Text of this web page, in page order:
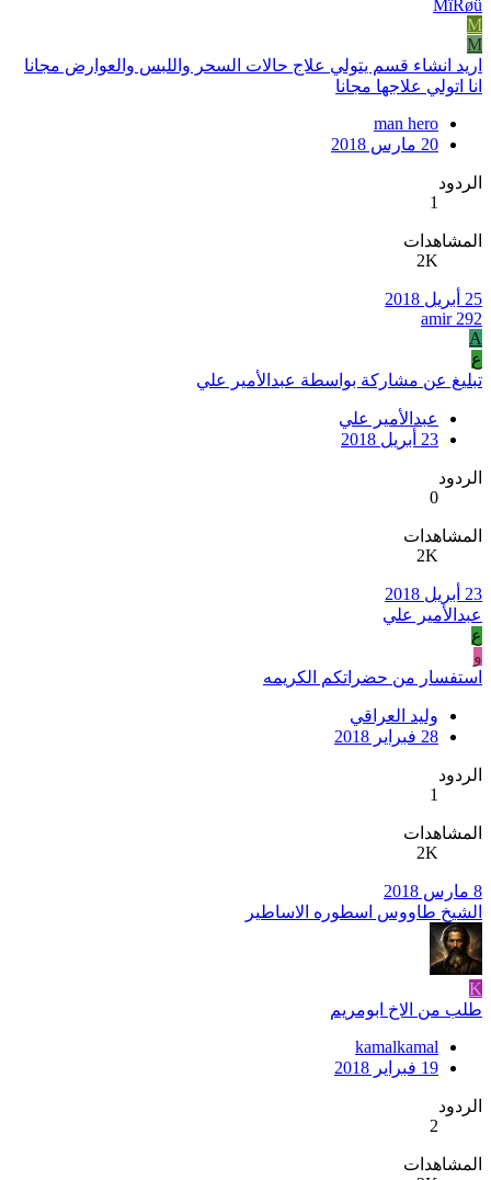
MïRøü
M
M
اريد انشاء قسم يتولي علاج حالات السحر واللبس والعوارض مجانا
انا اتولي علاجها مجانا
man hero
20 مارس 2018
الردود
1
المشاهدات
2K
25 أبريل 2018
amir 292
A
ع
تبليغ عن مشاركة بواسطة عبدالأمير علي
عبدالأمير علي
23 أبريل 2018
الردود
0
المشاهدات
2K
23 أبريل 2018
عبدالأمير علي
ع
و
استفسار من حضراتكم الكريمه
وليد العراقي
28 فبراير 2018
الردود
1
المشاهدات
2K
8 مارس 2018
الشيخ طاووس اسطوره الاساطير
K
طلب من الاخ ابومريم
kamalkamal
19 فبراير 2018
الردود
2
المشاهدات